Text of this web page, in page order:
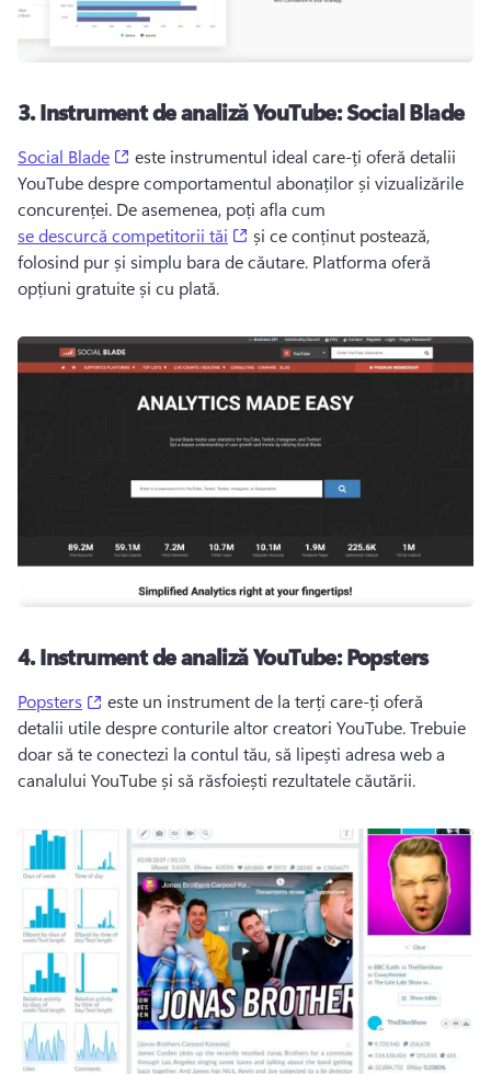
3.Instrument de analiză YouTube: Social Blade
Social Blade (opens in a new tab)
este instrumentul ideal care-ți oferă detalii
YouTube despre comportamentul abonaților și vizualizările
concurenței. De asemenea, poți afla cum
se descurcă competitorii tăi
(opens in a new tab)
și ce conținut postează,
folosind pur și simplu bara de căutare. Platforma oferă
opțiuni gratuite și cu plată.
4.Instrument de analiză YouTube: Popsters
Popsters (opens in a new tab)
este un instrument de la terți care-ți oferă
detalii utile despre conturile altor creatori YouTube. Trebuie
doar să te conectezi la contul tău, să lipești adresa web a
canalului YouTube și să răsfoiești rezultatele căutării.